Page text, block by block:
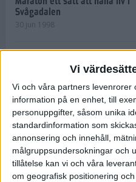
Vi
Vi och våra partners levenrorer
information på en enhet, till
personuppgifter, såsom unika
standardinformation som
annonsering och innehåll,
målgruppsundersokningar och
tillåtelse kan vi och våra
om geografisk positionering
Svågadalen
30 jun 1998
Norrlänningar firade semester
Strängnäs
28 jun 1998
Maratonlöparna bäst i Trosa